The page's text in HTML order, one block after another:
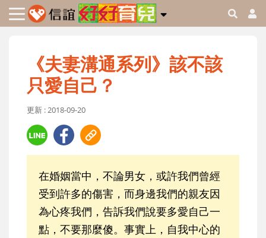
《夫妻溝通系列》該不該
只愛自己？
更新 : 2018-09-20
在婚姻當中，不論男女，或許我們曾經
受到許多的傷害，而身邊我們的親友因
為心疼我們，告訴我們說要多愛自己一
點，不要那麼傻。事實上，自我中心的